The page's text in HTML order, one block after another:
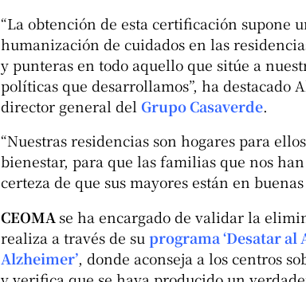
“La obtención de esta certificación supone
humanización de cuidados en las
y punteras en todo aquello que sitúe a
políticas que desarrollamos”, ha destacado
director general del Grupo Casaverde.
“Nuestras residencias son hogares para
bienestar, para que las familias que nos
certeza de que sus mayores están en
CEOMA se ha encargado de validar la
realiza a través de su programa ‘Desatar
Alzheimer’, donde aconseja a los centros